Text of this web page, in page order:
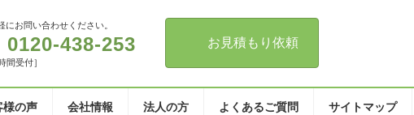
にお問い合わせください。
0120-438-253
間受付］
お見積もり依頼
様の声 会社情報 法人の方 よくあるご質問 サイトマップ